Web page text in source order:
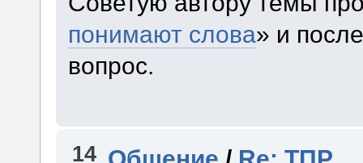
понимают слова» и
вопрос.
14